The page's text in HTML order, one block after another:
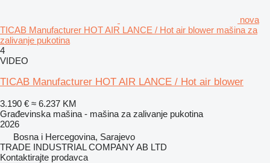
nova
TICAB Manufacturer HOT AIR LANCE / Hot air blower mašina za
zalivanje pukotina
4
VIDEO
TICAB Manufacturer HOT AIR LANCE / Hot air blower
3.190 € ≈ 6.237 KM
Građevinska mašina - mašina za zalivanje pukotina
2026
Bosna i Hercegovina, Sarajevo
TRADE INDUSTRIAL COMPANY AB LTD
Kontaktirajte prodavca